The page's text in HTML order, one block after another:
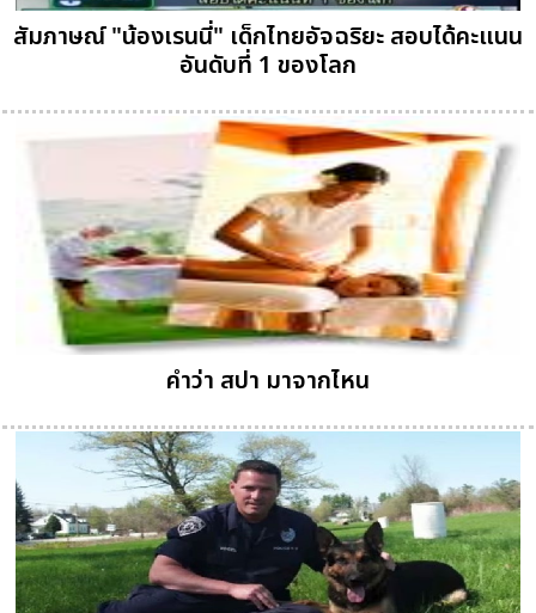
สัมภาษณ์ "น้องเรนนี่" เด็กไทยอัจฉริยะ สอบได้คะแนน
อันดับที่ 1 ของโลก
คำว่า สปา มาจากไหน